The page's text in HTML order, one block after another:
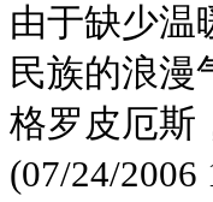
由于缺少温
民族的浪漫
格罗皮厄斯
(07/24/2006